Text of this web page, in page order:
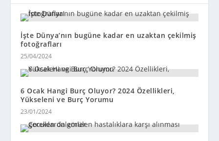
İşte Dünya’nın bugüne kadar en uzaktan çekilmiş
fotoğrafları
25/04/2024
6 Ocak Hangi Burç Oluyor? 2024 Özellikleri,
Yükseleni ve Burç Yorumu
23/01/2024